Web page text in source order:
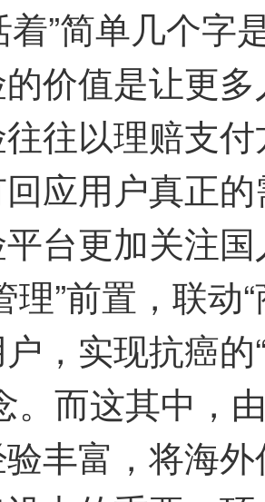
着”简单几个字
价值是让更
往以理赔支
应用户真正
台更加关注
理”前置，联动
，实现抗癌
。而这其中，
丰富，将海